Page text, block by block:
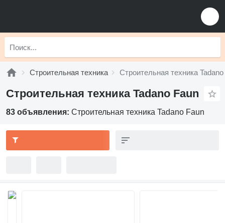
Строительная техника Строительная техника
Строительная техника Tadano Faun
83 объявления: Строительная техника Tadano Faun